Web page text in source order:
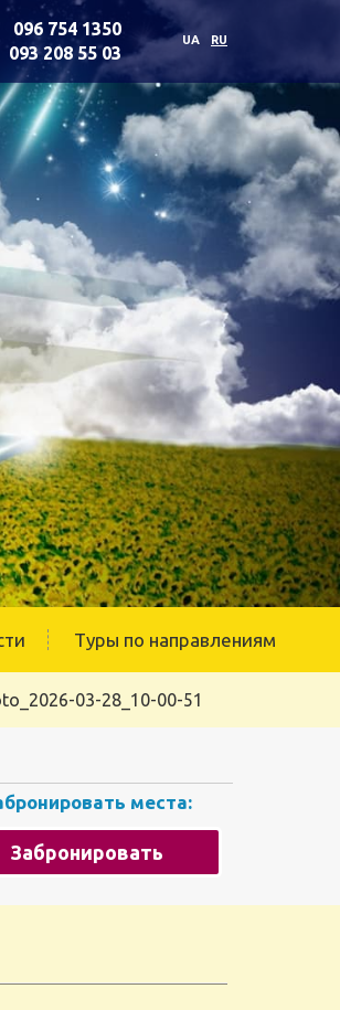
096 754 1350
093 208 55 03
UA RU
Туры по направлениям
03-28_10-00-51
места:
Забронировать